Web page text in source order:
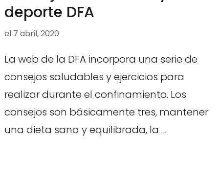
deporte DFA
el 7 abril, 2020
La web de la DFA incorpora una serie de
consejos saludables y ejercicios para
realizar durante el confinamiento. Los
consejos son básicamente tres, mantener
una dieta sana y equilibrada, la …